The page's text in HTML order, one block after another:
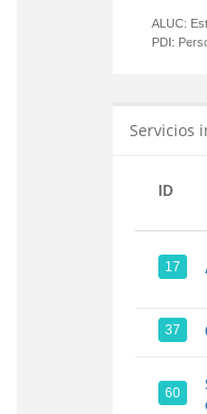
ALUC:
PDI:
Servicios
ID
17
37
60